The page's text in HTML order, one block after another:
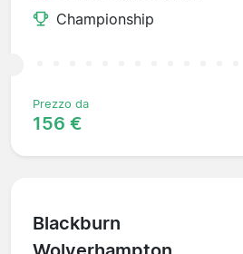
Championship
Prezzo da
156 €
Blackburn